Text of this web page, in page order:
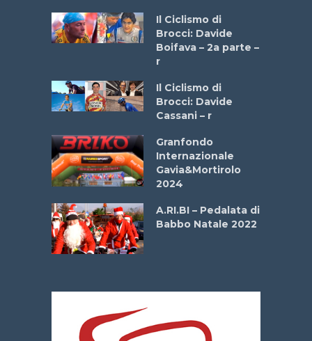
Il Ciclismo di
Brocci: Davide
Boifava – 2a parte –
r
Il Ciclismo di
Brocci: Davide
Cassani – r
Granfondo
Internazionale
Gavia&Mortirolo
2024
A.RI.BI – Pedalata di
Babbo Natale 2022